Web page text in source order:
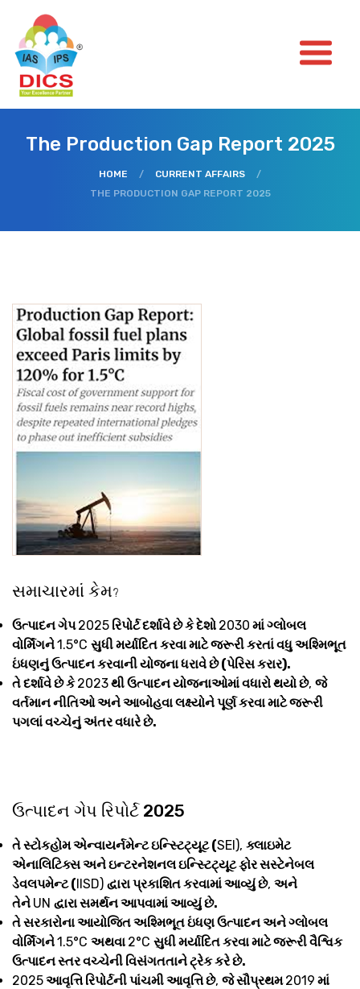
The Production Gap Report 2025
HOME / CURRENT AFFAIRS
/
THE PRODUCTION GAP REPORT 2025
સમાચારમાં કેમ?
ઉત્પાદન ગેપ2025 રિપોર્ટ દર્શાવે છે કે દેશો 2030 માં ગ્લોબલ
વોર્મિંગને1.5°C સુધી મર્યાદિત કરવા માટે જરૂરી કરતાં વધુ અશ્મિભૂત
ઇંધણનું ઉત્પાદન કરવાની યોજના ધરાવે છે (પેરિસ કરાર).
તે દર્શાવે છે કે2023થી ઉત્પાદન યોજનાઓમાં વધારો થયો છે, જે
વર્તમાન નીતિઓ અને આબોહવા લક્ષ્યોને પૂર્ણ કરવા માટે જરૂરી
પગલાં વચ્ચેનું અંતર વધારે છે.
ઉત્પાદન ગેપ રિપોર્ટ 2025
તે સ્ટોકહોમ એન્વાયર્નમેન્ટ ઇન્સ્ટિટ્યૂટ (SEI), ક્લાઇમેટ
એનાલિટિક્સ અને ઇન્ટરનેશનલ ઇન્સ્ટિટ્યૂટ ફોર સસ્ટેનેબલ
ડેવલપમેન્ટ (IISD) દ્વારા પ્રકાશિત કરવામાં આવ્યું છે, અને
તેને UN દ્વારા સમર્થન આપવામાં આવ્યું છે.
તે સરકારોના આયોજિત અશ્મિભૂત ઇંધણ ઉત્પાદન અને ગ્લોબલ
વોર્મિંગને1.5°C અથવા 2°C સુધી મર્યાદિત કરવા માટે જરૂરી વૈશ્વિક
ઉત્પાદન સ્તર વચ્ચેની વિસંગતતાને ટ્રેક કરે છે.
2025આવૃત્તિ રિપોર્ટની પાંચમી આવૃત્તિ છે, જે સૌપ્રથમ2019 માં